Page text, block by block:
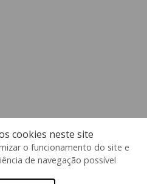
cookies neste site
o funcionamento do site e
de navegação possível